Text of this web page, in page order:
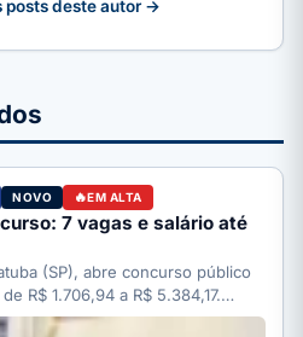
posts deste autor →
NOVO EM ALTA
7 vagas e salário até
(SP), abre concurso público
R$ 1.706,94 a R$ 5.384,17.…